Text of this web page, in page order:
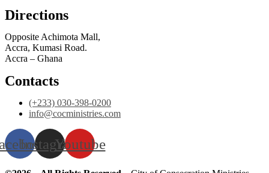
Directions
Opposite Achimota Mall,
Accra, Kumasi Road.
Accra – Ghana
Contacts
(+233) 030-398-0200
info@cocministries.com
InstagramYoutube